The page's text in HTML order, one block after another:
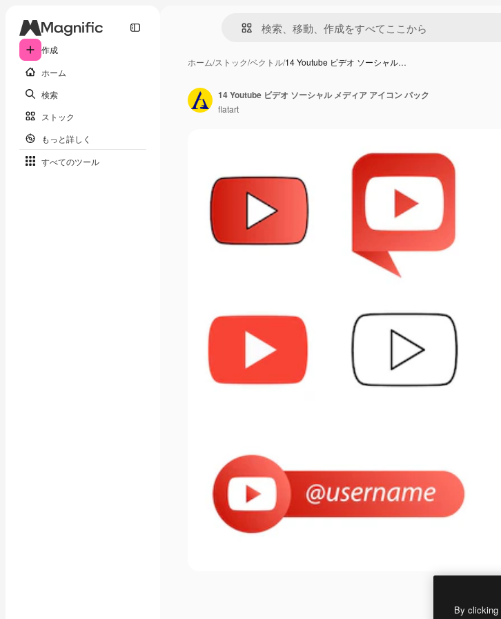
作成
ホーム
検索
ストック
もっと詳しく
すべてのツール
ホーム/ストック/ベクトル/14 Youtube ビデオ ソーシャル…
14 Youtube ビデオ ソーシャル メディア アイコン パック
flatart
By clicking